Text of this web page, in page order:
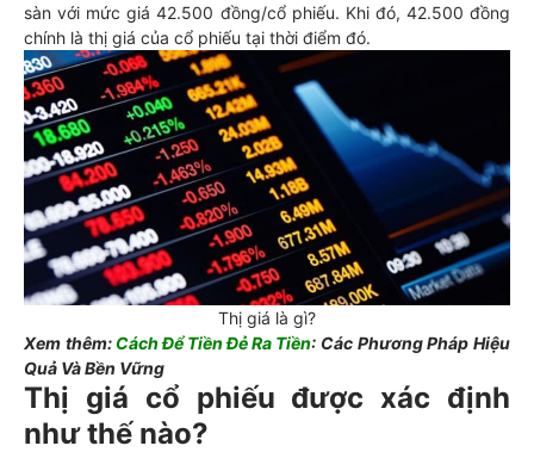
sàn với mức giá 42.500 đồng/cổ phiếu. Khi đó, 42.500 đồng
chính là thị giá của cổ phiếu tại thời điểm đó.
Thị giá là gì?
Xem thêm: Cách Để Tiền Đẻ Ra Tiền: Các Phương Pháp Hiệu
Quả Và Bền Vững
Thị giá cổ phiếu được xác định
như thế nào?